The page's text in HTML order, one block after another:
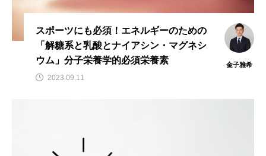
スポーツにも必須！エネルギーのための
「解糖系と乳酸とナイアシン・マグネシ
ウム」分子栄養学的必須栄養素
金子雅希
2023.09.11